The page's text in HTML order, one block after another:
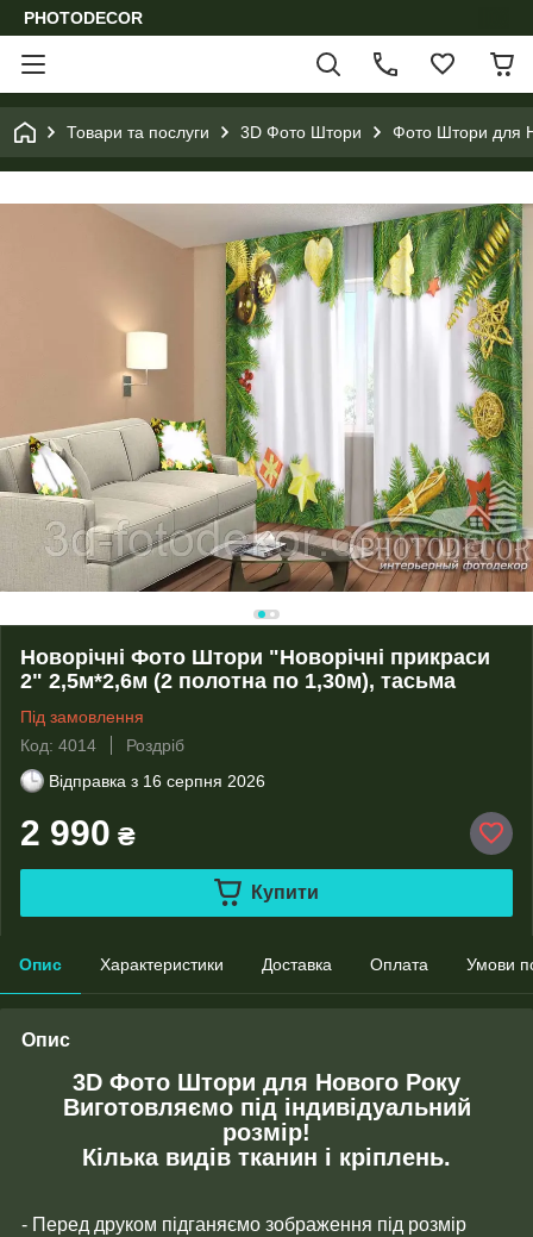
PHOTODECOR
Товари та послуги 3D Фото Штори Фото Штори для
Новорічні Фото Штори "Новорічні прикраси
2" 2,5м*2,6м (2 полотна по 1,30м), тасьма
Під замовлення
Код: 4014
Роздріб
Відправка з 16 серпня 2026
2 990 ₴
Купити
Опис Характеристики Доставка Оплата Умови
Опис
3D Фото Штори для Нового Року
Виготовляємо під індивідуальний
розмір!
Кілька видів тканин і кріплень.
- Перед друком підганяємо зображення під розмір